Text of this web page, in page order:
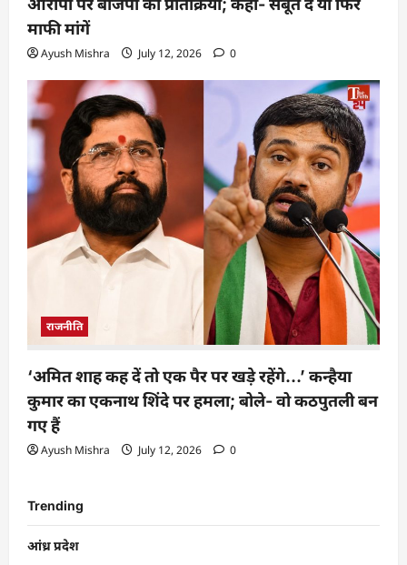
माफी मांगें
Ayush Mishra July 12, 2026 0
राजनीति
‘अमित शाह कह दें तो एक पैर पर खड़े रहेंगे…’ कन्हैया
कुमार का एकनाथ शिंदे पर हमला; बोले- वो कठपुतली बन
गए हैं
Ayush Mishra July 12, 2026 0
Trending
आंध्र प्रदेश